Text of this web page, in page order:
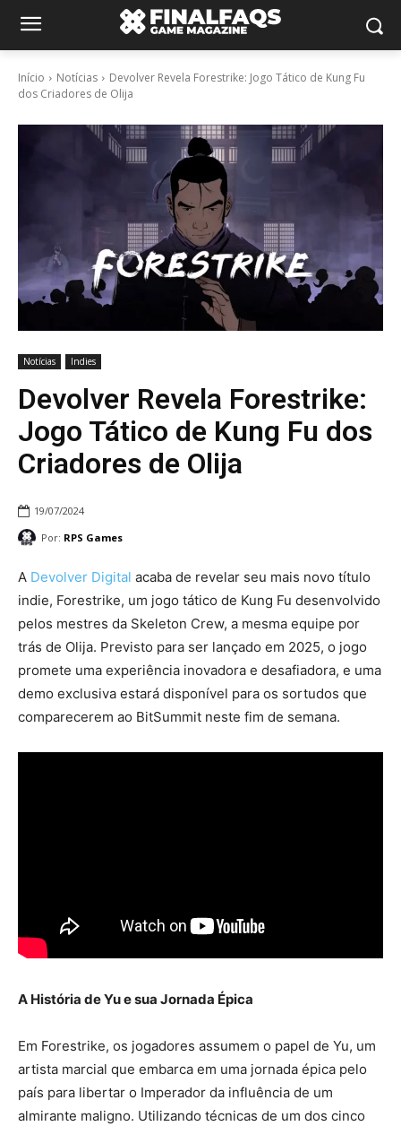
Início Notícias
Devolver Revela Forestrike: Jogo Tático de Kung Fu
dos Criadores de Olija
Notícias Indies
Devolver Revela Forestrike:
Jogo Tático de Kung Fu dos
Criadores de Olija
19/07/2024
Por: RPS Games
A Devolver Digital acaba de revelar seu mais novo título
indie, Forestrike, um jogo tático de Kung Fu desenvolvido
pelos mestres da Skeleton Crew, a mesma equipe por
trás de Olija. Previsto para ser lançado em 2025, o jogo
promete uma experiência inovadora e desafiadora, e uma
demo exclusiva estará disponível para os sortudos que
comparecerem ao BitSummit neste fim de semana.
A História de Yu e sua Jornada Épica
Em Forestrike, os jogadores assumem o papel de Yu, um
artista marcial que embarca em uma jornada épica pelo
país para libertar o Imperador da influência de um
almirante maligno. Utilizando técnicas de um dos cinco